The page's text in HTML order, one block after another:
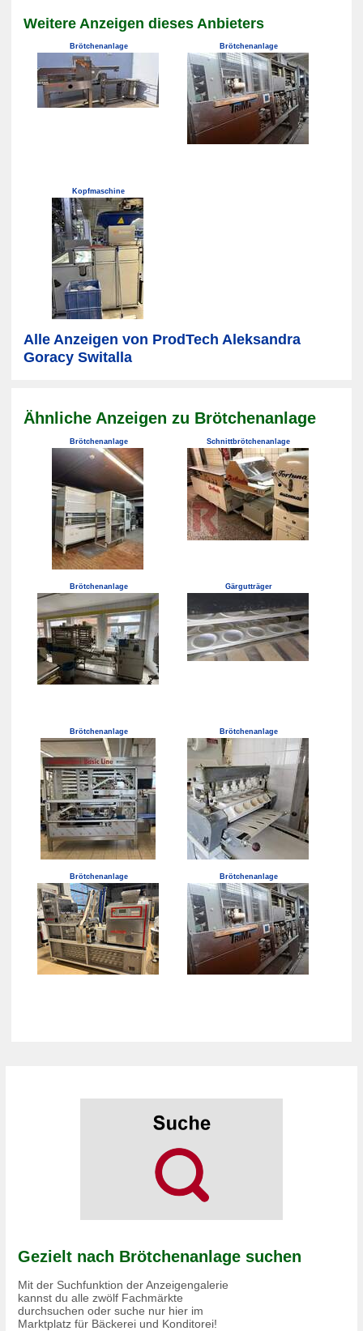
Weitere Anzeigen dieses Anbieters
Brötchenanlage Brötchenanlage
Kopfmaschine
Alle Anzeigen von ProdTech Aleksandra
Goracy Switalla
Ähnliche Anzeigen zu Brötchenanlage
Brötchenanlage Schnittbrötchenanlage
Brötchenanlage Gärgutträger
Brötchenanlage Brötchenanlage
Brötchenanlage Brötchenanlage
Gezielt nach Brötchenanlage suchen
Mit der Suchfunktion der Anzeigengalerie
kannst du alle zwölf Fachmärkte
durchsuchen oder suche nur hier im
Marktplatz für Bäckerei und Konditorei!